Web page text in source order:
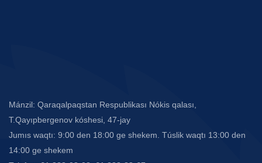
Mánzil: Qaraqalpaqstan Respublikası Nókis qalası,
T.Qayıpbergenov kóshesi, 47-jay
Jumıs waqtı: 9:00 den 18:00 ge shekem. Túslik waqtı 13:00 den
14:00 ge shekem